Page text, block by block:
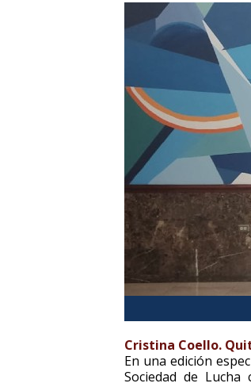
Cristina Coello.
En una edición
Sociedad de